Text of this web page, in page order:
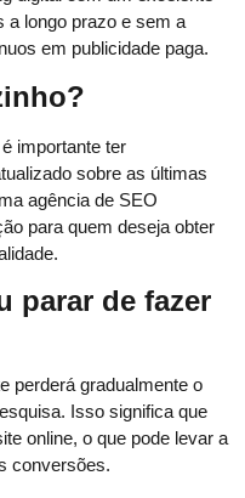
a longo prazo e sem a
em publicidade paga.
importante ter
sobre as últimas
agência de SEO
para quem deseja obter
parar de fazer
perderá gradualmente o
Isso significa que
online, o que pode levar a
conversões.